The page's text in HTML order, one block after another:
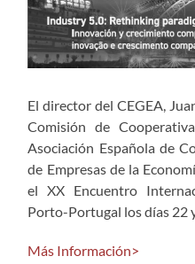
El director del CEGEA,
Comisión de
Asociación Española de
de Empresas de la
el XX Encuentro
Porto-Portugal los días 22
Más Información>